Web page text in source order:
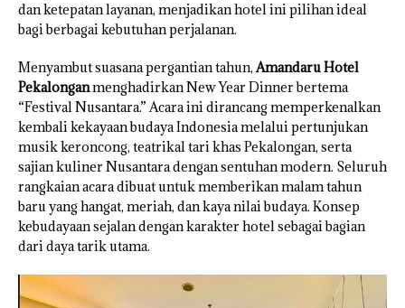
dan ketepatan layanan, menjadikan hotel ini pilihan ideal
bagi berbagai kebutuhan perjalanan.
Menyambut suasana pergantian tahun,Amandaru Hotel
Pekalonganmenghadirkan New Year Dinner bertema
“Festival Nusantara.” Acara ini dirancang memperkenalkan
kembali kekayaan budaya Indonesia melalui pertunjukan
musik keroncong, teatrikal tari khas Pekalongan, serta
sajian kuliner Nusantara dengan sentuhan modern. Seluruh
rangkaian acara dibuat untuk memberikan malam tahun
baru yang hangat, meriah, dan kaya nilai budaya. Konsep
kebudayaan sejalan dengan karakter hotel sebagai bagian
dari daya tarik utama.